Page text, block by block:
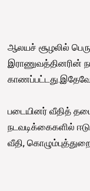
ஆலயச் சூழலில்
இராணுவத்தினரின்
படையினர் வீதித்
நடவடிக்கைகளில்
வீதி,